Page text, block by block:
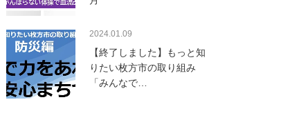
2024.01.09
【終了しました】もっと知
りたい枚方市の取り組み
「みんなで…